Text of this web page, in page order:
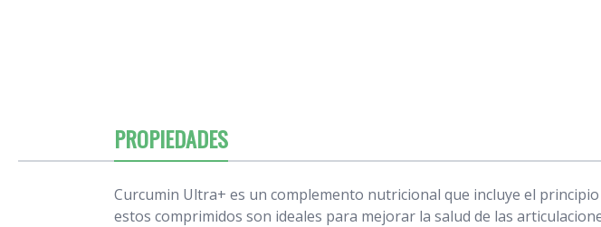
PROPIEDADES
Curcumin Ultra+ es un complemento nutricional que incluye el
estos comprimidos son ideales para mejorar la salud de las